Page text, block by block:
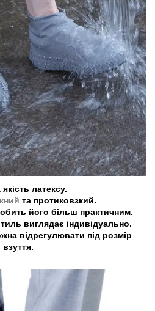
латексу.
та протиковзкий.
його більш практичним.
виглядає індивідуально.
відрегулювати під розмір
взуття.